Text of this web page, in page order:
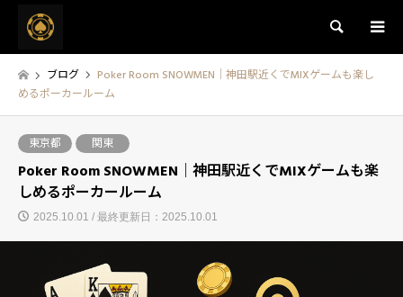
検索
ブログ
Poker Room SNOWMEN｜神田駅近くでMIXゲームも楽し
めるポーカールーム
東京都 関東
Poker Room SNOWMEN｜神田駅近くでMIXゲームも楽
しめるポーカールーム
2025.10.01 / 最終更新日：2025.10.01